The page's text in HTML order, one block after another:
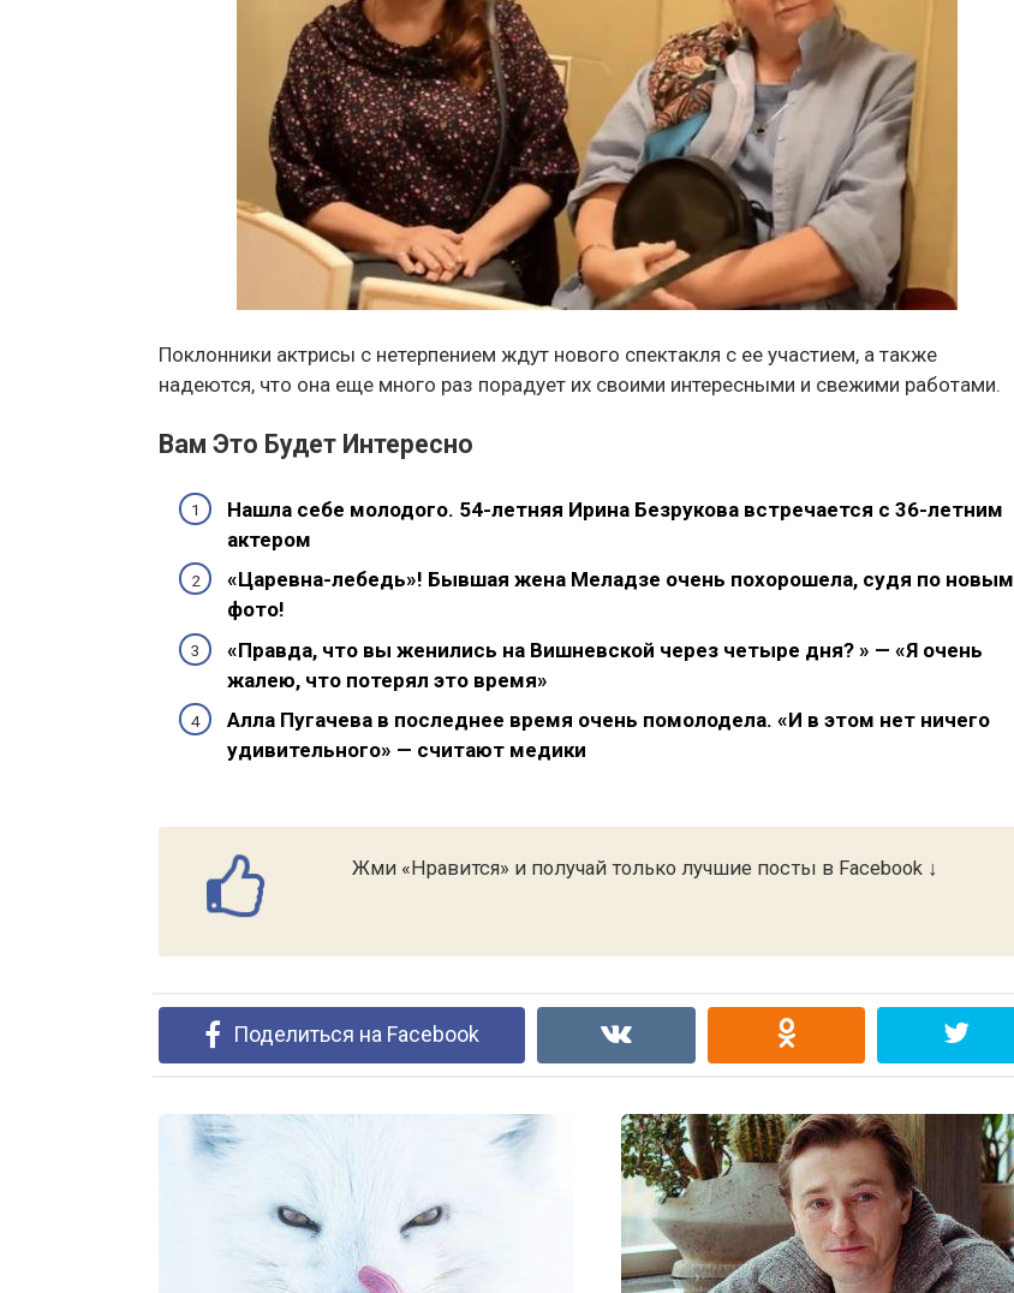
Поклонники актрисы с нетерпением ждут нового спектакля с ее участием, а также
надеются, что она еще много раз порадует их своими интересными и свежими работами.
Вам Это Будет Интересно
Нашла себе молодого. 54-летняя Ирина Безрукова встречается с 36-летним
актером
«Царевна-лебедь»! Бывшая жена Меладзе очень похорошела, судя по новым
фото!
«Правда, что вы женились на Вишневской через четыре дня? » — «Я очень
жалею, что потерял это время»
Алла Пугачева в последнее время очень помолодела. «И в этом нет ничего
удивительного» — считают медики
Жми «Нравится» и получай только лучшие посты в Facebook ↓
Поделиться на Facebook